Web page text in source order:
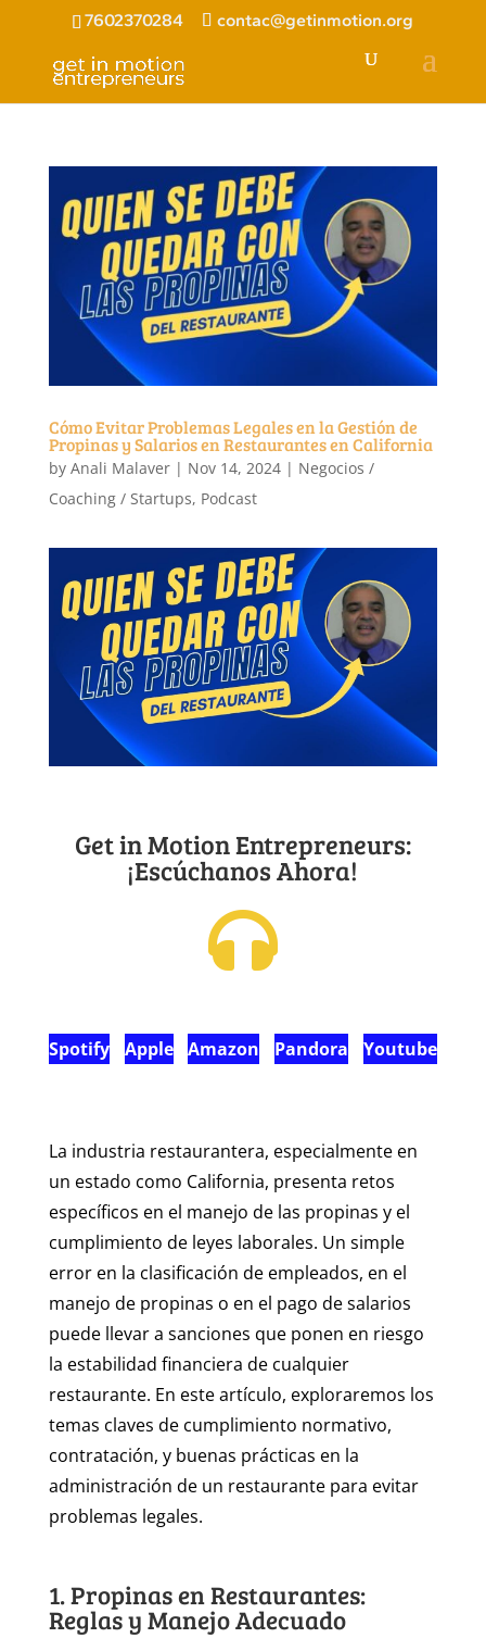
7602370284 contac@getinmotion.org
Cómo Evitar Problemas Legales en la Gestión de
Propinas y Salarios en Restaurantes en California
by Anali Malaver| Nov 14, 2024| Negocios /
Coaching / Startups, Podcast
Get in Motion Entrepreneurs:
¡Escúchanos Ahora!
Spotify Apple Amazon Pandora Youtube
La industria restaurantera, especialmente en
un estado como California, presenta retos
específicos en el manejo de las propinas y el
cumplimiento de leyes laborales. Un simple
error en la clasificación de empleados, en el
manejo de propinas o en el pago de salarios
puede llevar a sanciones que ponen en riesgo
la estabilidad financiera de cualquier
restaurante. En este artículo, exploraremos los
temas claves de cumplimiento normativo,
contratación, y buenas prácticas en la
administración de un restaurante para evitar
problemas legales.
1. Propinas en Restaurantes:
Reglas y Manejo Adecuado